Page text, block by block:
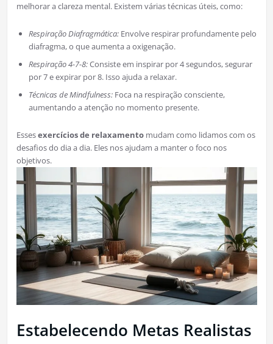
melhorar a clareza mental. Existem várias técnicas úteis, como:
Respiração Diafragmática:Envolve respirar profundamente pelo
diafragma, o que aumenta a oxigenação.
Respiração 4-7-8:Consiste em inspirar por 4 segundos, segurar
por 7 e expirar por 8. Isso ajuda a relaxar.
Técnicas de Mindfulness:Foca na respiração consciente,
aumentando a atenção no momento presente.
Essesexercícios de relaxamentomudam como lidamos com os
desafios do dia a dia. Eles nos ajudam a manter o foco nos
objetivos.
Estabelecendo Metas Realistas